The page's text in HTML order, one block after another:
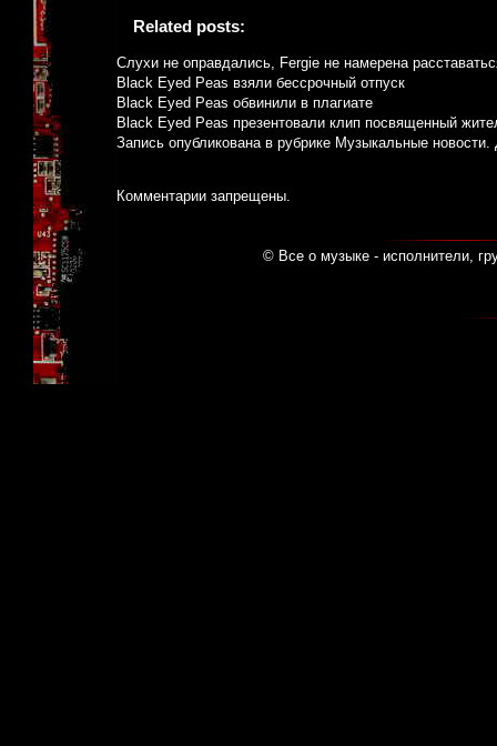
Related posts:
Слухи не оправдались, Fergie не намерена
Black Eyed Peas взяли бессрочный отпуск
Black Eyed Peas обвинили в плагиате
Black Eyed Peas презентовали клип посвященный
Запись опубликована в рубрике Музыкальные новости.
Комментарии запрещены.
© Все о музыке - исполнители,